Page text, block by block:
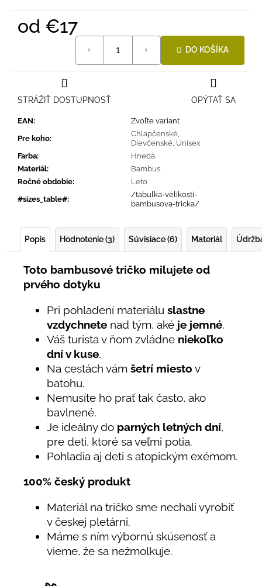
od €17
DO KOŠÍKA
EAN:
Zvoľte variant
Pre koho:
Chlapčenské
Dievčenské Unisex
Farba:
Hnedá
Materiál:
Bambus
Ročné obdobie:
Leto
#sizes_table#:
/tabulka-velikosti-
bambusova-tricka/
OPÝTAŤ SA
STRÁŽIŤ DOSTUPNOSŤ
Popis Hodnotenie (3) Súvisiace (6) Materiál
Toto bambusové tričko milujete od
prvého dotyku
Pri pohladení materiálu slastne
vzdychnete nad tým, aké je jemné.
Váš turista v ňom zvládne niekoľko
dní v kuse.
Na cestách vám šetrí miesto v
batohu.
Nemusíte ho prať tak často, ako
bavlnené.
Je ideálny do parných letných dní,
pre deti, ktoré sa veľmi potia.
Pohladia aj deti s atopickým exémom.
100% český produkt
Materiál na tričko sme nechali vyrobiť
v českej pletárni.
Máme s ním výbornú skúsenosť a
vieme, že sa nežmolkuje.